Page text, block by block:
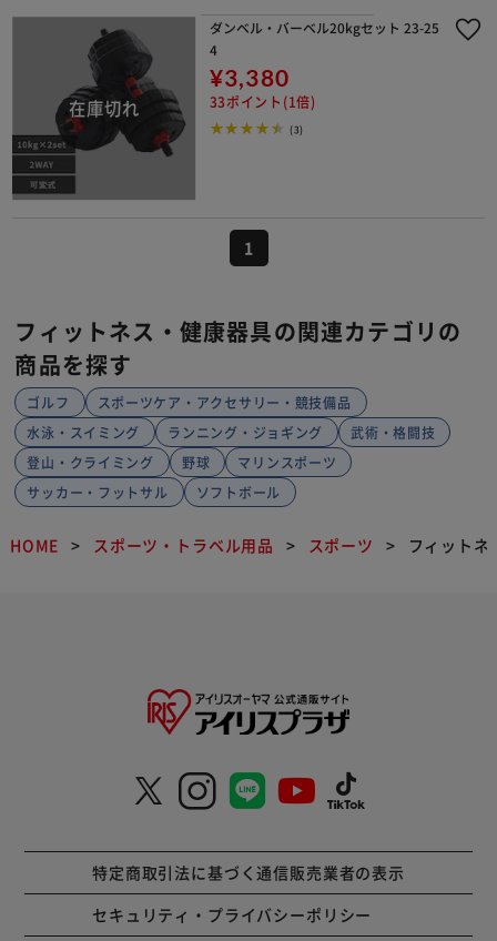
ダンベル・バーベル20kgセット 23-25
4
¥3,380
33ポイント(1倍)
(3)
1
フィットネス・健康器具の関連カテゴリの
商品を探す
ゴルフ
スポーツケア・アクセサリー・競技備品
水泳・スイミング
ランニング・ジョギング
武術・格闘技
登山・クライミング
野球
マリンスポーツ
サッカー・フットサル
ソフトボール
HOME スポーツ・トラベル用品 スポーツ フィット
特定商取引法に基づく通信販売業者の表示
セキュリティ・プライバシーポリシー